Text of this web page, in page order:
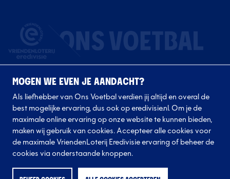
Volg onze clubs
MOGEN WE EVEN JE AANDACHT?
Als liefhebber van Ons Voetbal verdien jij altijd en overal de
best mogelijke ervaring, dus ook op eredivisie.nl. Om je de
maximale online ervaring op onze website te kunnen bieden,
maken wij gebruik van cookies. Accepteer alle cookies voor
de maximale VriendenLoterij Eredivisie ervaring of beheer de
cookies via onderstaande knoppen.